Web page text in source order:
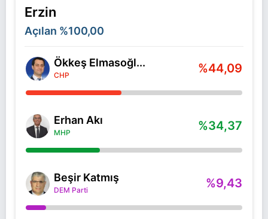
Erzin
Açılan %100,00
Ökkeş Elmasoğl...
CHP %44,09
Erhan Akı
MHP %34,37
Beşir Katmış
DEM Parti %9,43